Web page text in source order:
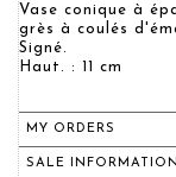
Vase conique à
grès à coulés
Signé.
Haut. : 11 cm
MY ORDERS
SALE INFORMATION